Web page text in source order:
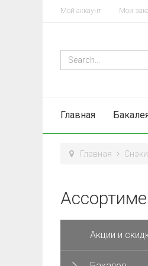
Мой аккаунт Мои
Главная
Главная Снэки
Акции и